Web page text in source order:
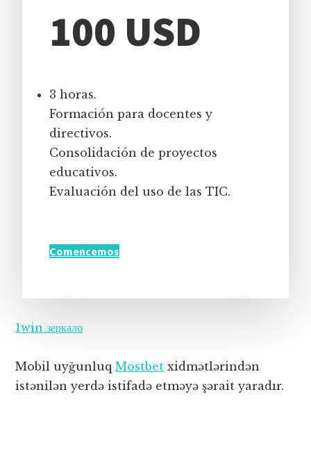
100 USD
3 horas.
Formación para docentes y
directivos.
Consolidación de proyectos
educativos.
Evaluación del uso de las TIC.
Comencemos
1win зеркало
Mobil uyğunluqMostbet xidmətlərindən
istənilən yerdə istifadə etməyə şərait yaradır.